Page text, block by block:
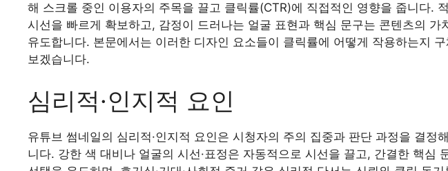
해 스크롤 중인 이용자의 주목을 끌고 클릭률(CTR)에 직접적인 영향을 줍니다.
시선을 빠르게 확보하고, 감정이 드러나는 얼굴 표현과 핵심 문구는 콘텐츠의 가
유도합니다. 본문에서는 이러한 디자인 요소들이 클릭률에 어떻게 작용하는지
보겠습니다.
심리적·인지적 요인
유튜브 썸네일의 심리적·인지적 요인은 시청자의 주의 집중과 판단 과정을 결정
니다. 강한 색 대비나 얼굴의 시선·표정은 자동적으로 시선을 끌고, 간결한 핵심